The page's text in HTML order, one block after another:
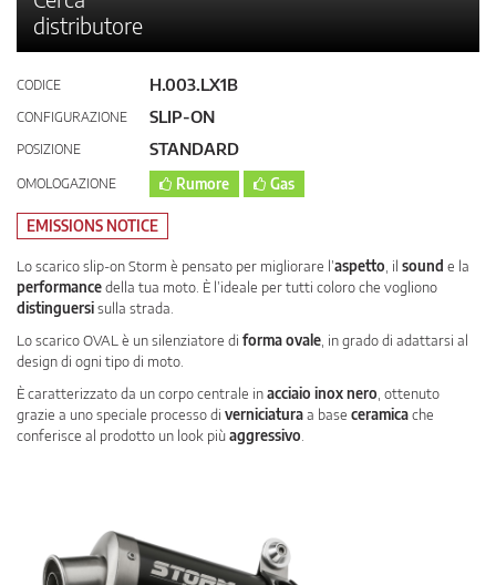
distributore
CODICE H.003.LX1B
CONFIGURAZIONE SLIP-ON
POSIZIONE STANDARD
OMOLOGAZIONE Rumore Gas
EMISSIONS NOTICE
Lo scarico slip-on Storm è pensato per migliorare l’aspetto , il sound e la
performancedella tua moto. È l’ideale per tutti coloro che vogliono
distinguersisulla strada.
Lo scarico OVAL è un silenziatore di forma ovale , in grado di adattarsi al
design di ogni tipo di moto.
È caratterizzato da un corpo centrale inacciaio inox nero , ottenuto
grazie a uno speciale processo di verniciaturaa base ceramicache
conferisce al prodotto un look piùaggressivo